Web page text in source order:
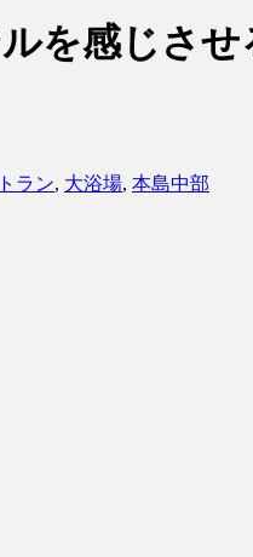
を感じさ
ラン, 大浴場, 本島中部